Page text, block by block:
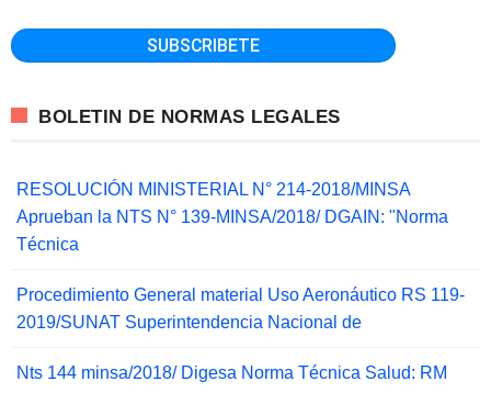
BOLETIN DE NORMAS LEGALES
RESOLUCIÓN MINISTERIAL N° 214-2018/MINSA
Aprueban la NTS N° 139-MINSA/2018/ DGAIN: "Norma
Técnica
Procedimiento General material Uso Aeronáutico RS 119-
2019/SUNAT Superintendencia Nacional de
Nts 144 minsa/2018/ Digesa Norma Técnica Salud: RM